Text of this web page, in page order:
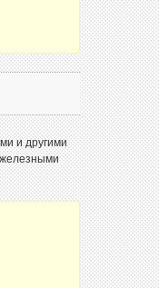
и другими